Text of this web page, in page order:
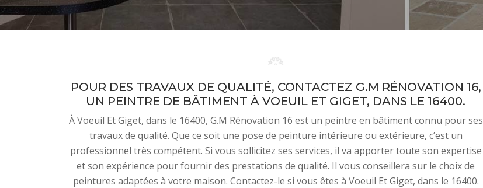
POUR DES TRAVAUX DE QUALITÉ, CONTACTEZ G.M RÉNOVATION 16,
UN PEINTRE DE BÂTIMENT À VOEUIL ET GIGET, DANS LE 16400.
À Voeuil Et Giget, dans le 16400, G.M Rénovation 16 est un peintre en bâtiment connu pour ses
travaux de qualité. Que ce soit une pose de peinture intérieure ou extérieure, c’est un
professionnel très compétent. Si vous sollicitez ses services, il va apporter toute son expertise
et son expérience pour fournir des prestations de qualité. Il vous conseillera sur le choix de
peintures adaptées à votre maison. Contactez-le si vous êtes à Voeuil Et Giget, dans le 16400.